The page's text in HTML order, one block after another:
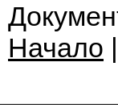
Начало |